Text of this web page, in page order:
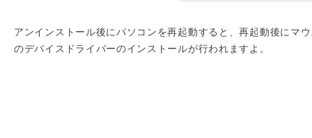
アンインストール後にパソコンを再起動すると、再起動後にマ
のデバイスドライバーのインストールが行われますよ。